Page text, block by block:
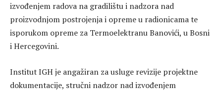
izvođenjem radova na gradilištu i nadzora nad
proizvodnjom postrojenja i opreme u radionicama te
isporukom opreme za Termoelektranu Banovići, u Bosni
i Hercegovini.
Institut IGH je angažiran za usluge revizije projektne
dokumentacije, stručni nadzor nad izvođenjem